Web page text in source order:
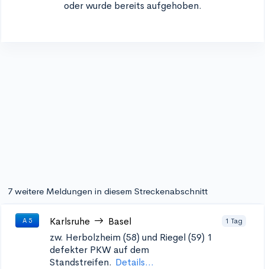
oder wurde bereits aufgehoben.
7 weitere Meldungen in diesem Streckenabschnitt
A 5 Karlsruhe Basel 1 Tag
zw. Herbolzheim (58) und Riegel (59) 1
defekter PKW auf dem
Standstreifen. Details...